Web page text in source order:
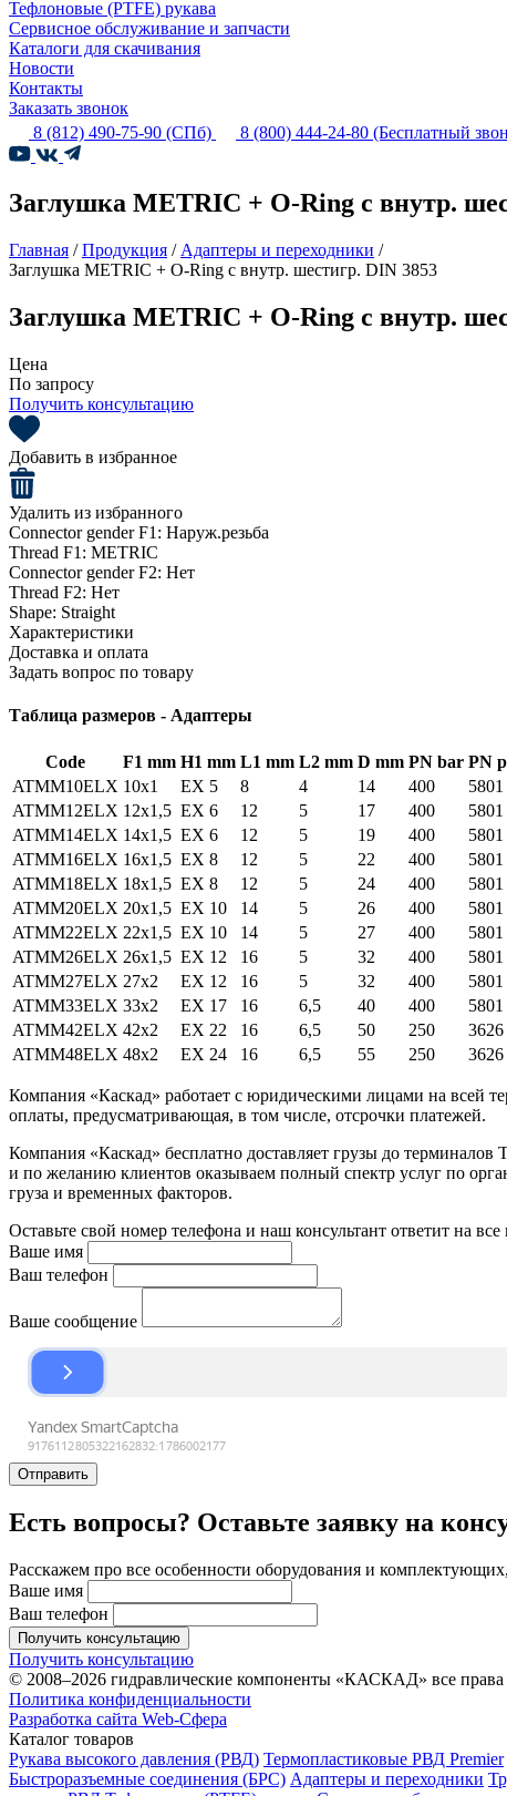
Тефлоновые (PTFE) рукава
Сервисное обслуживание и запчасти
Каталоги для скачивания
Новости
Контакты
Заказать звонок
8 (812) 490-75-90 (СПб) 8 (800) 444-24-80 (Бесплатный
Заглушка METRIC + O-Ring с внутр.
Главная /Продукция / Адаптеры и переходники /
Заглушка METRIC + O-Ring с внутр. шестигр. DIN 3853
Заглушка METRIC + O-Ring с внутр.
Цена
По запросу
Получить консультацию
Добавить в избранное
Удалить из избранного
Connector gender F1: Наруж.резьба
Thread F1: METRIC
Connector gender F2: Нет
Thread F2: Нет
Shape: Straight
Характеристики
Доставка и оплата
Задать вопрос по товару
Таблица размеров - Адаптеры
Code F1 mm H1 mm L1 mm L2 mm D mm PN bar PN
ATMM10ELX 10x1 EX 5 8 4 14 400
5801
ATMM12ELX 12x1,5 EX 6 12 5 17 400
5801
ATMM14ELX 14x1,5 EX 6 12 5 19 400
5801
ATMM16ELX 16x1,5 EX 8 12 5 22 400
5801
ATMM18ELX 18x1,5 EX 8 12 5 24 400
5801
ATMM20ELX 20x1,5 EX 10 14 5 26 400
5801
ATMM22ELX 22x1,5 EX 10 14 5 27 400
5801
ATMM26ELX 26x1,5 EX 12 16 5 32 400
5801
ATMM27ELX 27x2 EX 12 16 5 32 400
5801
ATMM33ELX 33x2 EX 17 16 6,5 40 400
5801
ATMM42ELX 42x2 EX 22 16 6,5 50 250
3626
ATMM48ELX 48x2 EX 24 16 6,5 55 250 3626
Компания «Каскад» работает с юридическими лицами на всей
оплаты, предусматривающая, в том числе, отсрочки платежей.
Компания «Каскад» бесплатно доставляет грузы до
и по желанию клиентов оказываем полный спектр услуг по
груза и временных факторов.
Оставьте свой номер телефона и наш консультант ответит на
Ваше имя
Ваш телефон
Ваше сообщение
Отправить
Есть вопросы? Оставьте заявку на
Расскажем про все особенности оборудования и
Ваше имя
Ваш телефон
Получить консультацию
Получить консультацию
© 2008–2026 гидравлические компоненты «КАСКАД» все
Политика конфиденциальности
Разработка сайта Web-Сфера
Каталог товаров
Рукава высокого давления (РВД) Термопластиковые РВД Premier
Быстроразъемные соединения (БРС) Адаптеры и переходники